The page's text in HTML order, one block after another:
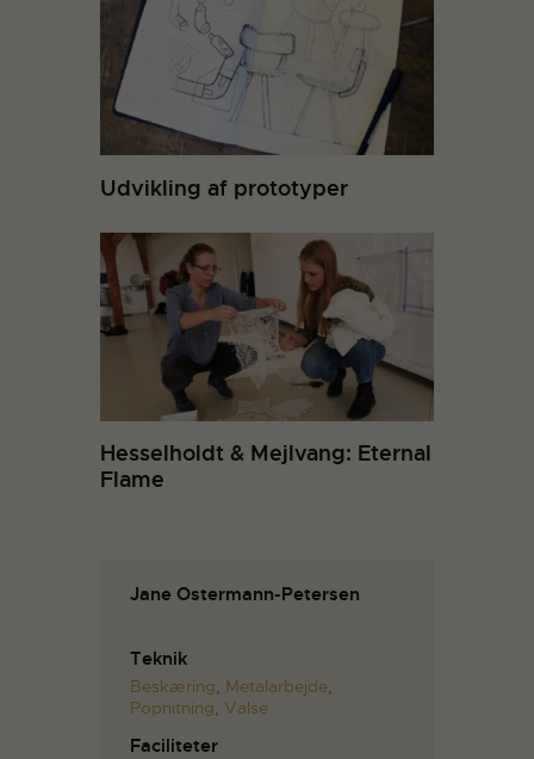
Udvikling af prototyper
Hesselholdt & Mejlvang: Eternal
Flame
Jane Ostermann-Petersen
Teknik
Beskæring, Metalarbejde,
Popnitning, Valse
Faciliteter